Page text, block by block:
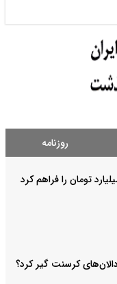
روزنامه
تومان را فراهم کرد
کرسنت گیر کرد؟